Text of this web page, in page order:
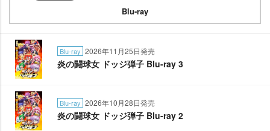
Blu-ray
Blu-ray 2026年11月25日発売
炎の闘球女 ドッジ弾子 Blu-ray 3
Blu-ray 2026年10月28日発売
炎の闘球女 ドッジ弾子 Blu-ray 2